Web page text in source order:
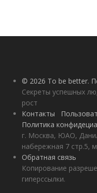
© 2026 To be better.
Секреты успешных
рост
Контакты
Политика
г. Москва, ЮАО,
набережная 7 стр.5,
Обратная связь
Копирование
гиперссылки.